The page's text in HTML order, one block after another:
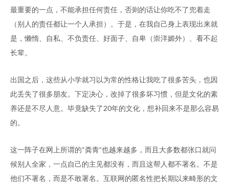
最重要的一点，不能承担任何责任，否则的话让你吃不了兜着走
（别人的责任都让一个人承担）。于是，在我自己身上表现出来就
是，懒惰、自私、不负责任、好面子、自卑（崇洋媚外）、看不起
长辈。
出国之后，这些从小学就习以为常的性格让我吃了很多苦头，也因
此丢失了很多朋友。下定决心，改掉了很多坏习惯，但是文化的素
养还是不尽人意。毕竟缺失了20年的文化，想补回来不是那么容易
的。
这一阵子在网上所谓的“粪青”也越来越多，而且大多数都张口就问
候别人全家，一点自己的主见都没有，而且这帮人都不署名。不是
他们不署名，而是不敢署名。互联网的匿名性把长期以来畸形的文